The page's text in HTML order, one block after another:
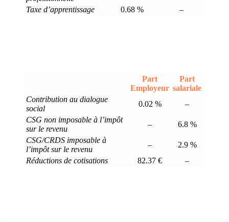
Taxe d’apprentissage
0.68 % –
Part
Employeur
Part
salariale
Contribution au dialogue
social
0.02 %
–
CSG non imposable à l’impôt
sur le revenu
–
6.8 %
CSG/CRDS imposable à
l’impôt sur le revenu
–
2.9 %
Réductions de cotisations
82.37 € –